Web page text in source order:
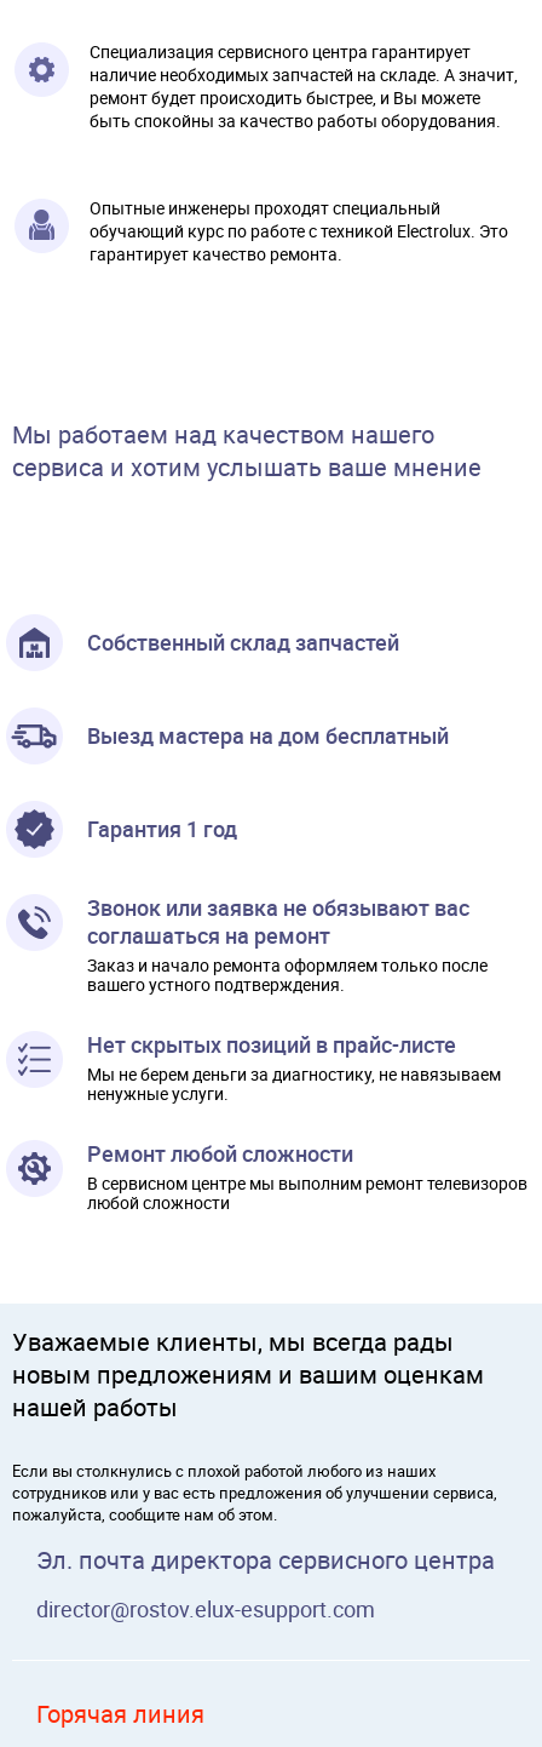
Специализация сервисного центра гарантирует
наличие необходимых запчастей на складе. А значит,
ремонт будет происходить быстрее, и Вы можете
быть спокойны за качество работы оборудования.
Опытные инженеры проходят специальный
обучающий курс по работе с техникой Electrolux. Это
гарантирует качество ремонта.
Мы работаем над качеством нашего
сервиса и хотим услышать ваше мнение
Собственный склад запчастей
Выезд мастера на дом бесплатный
Гарантия 1 год
Звонок или заявка не обязывают вас
соглашаться на ремонт
Заказ и начало ремонта оформляем только после
вашего устного подтверждения.
Нет скрытых позиций в прайс-листе
Мы не берем деньги за диагностику, не навязываем
ненужные услуги.
Ремонт любой сложности
В сервисном центре мы выполним ремонт телевизоров
любой сложности
Уважаемые клиенты, мы всегда рады
новым предложениям и вашим оценкам
нашей работы
Если вы столкнулись с плохой работой любого из наших
сотрудников или у вас есть предложения об улучшении сервиса,
пожалуйста, сообщите нам об этом.
Эл. почта директора сервисного центра
director@rostov.elux-esupport.com
Горячая линия